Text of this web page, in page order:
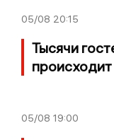
05/08 20:15
Тысячи
05/08 19:00